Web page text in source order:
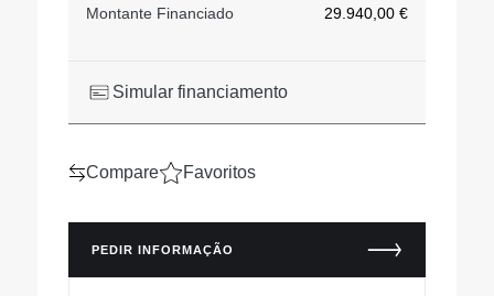
Montante Financiado 29.940,00 €
Simular financiamento
Compare Favoritos
PEDIR INFORMAÇÃO